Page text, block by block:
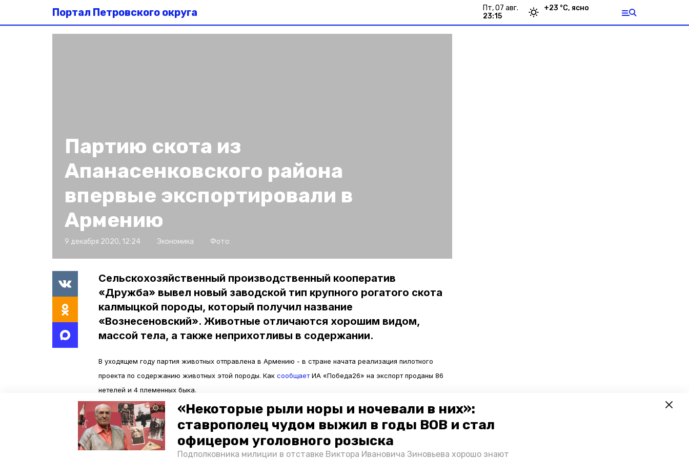
«Некоторые рыли норы и ночевали в них»:
ставрополец чудом выжил в годы ВОВ и стал
офицером уголовного розыска
Подполковника милиции в отставке Виктора Ивановича Зиновьева хорошо знают
Портал Петровского округа
пт, 07 авг.
23:15
+23 °С, ясно
Партию скота из
Апанасенковского района
впервые экспортировали в
Армению
9 декабря 2020, 12:24 Экономика Фото:
Сельскохозяйственный производственный кооператив
«Дружба» вывел новый заводской тип крупного рогатого скота
калмыцкой породы, который получил название
«Вознесеновский». Животные отличаются хорошим видом,
массой тела, а также неприхотливы в содержании.
В уходящем году партия животных отправлена в Армению - в стране начата реализация пилотного
проекта по содержанию животных этой породы. Как сообщаетИА «Победа26» на экспорт проданы 86
нетелей и 4 племенных быка.
Апанасенковское предприятие имеет статус племзавода и расширяет экспортный потенциал. Заявки на
поставку высокопродуктивного скота поданы из Казахстана и Узбекистана.
На поддержку племенного животноводства в крае за последние 3 года из федерального и краевого